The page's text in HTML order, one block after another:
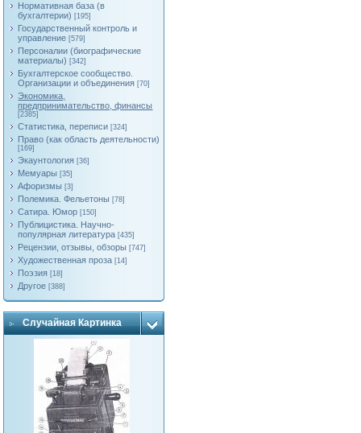
Нормативная база (в
бухгалтерии) [195]
Государственный контроль и
управление [579]
Персоналии (биографические
материалы) [342]
Бухгалтерское сообщество.
Организации и объединения [70]
Экономика,
предпринимательство, финансы
[2385]
Статистика, переписи [324]
Право (как область деятельности)
[169]
Экаунтология [36]
Мемуары [35]
Афоризмы [3]
Полемика. Фельетоны [78]
Сатира. Юмор [150]
Публицистика. Научно-
популярная литература [435]
Рецензии, отзывы, обзоры [747]
Художественная проза [14]
Поэзия [18]
Другое [388]
Случайная Картинка